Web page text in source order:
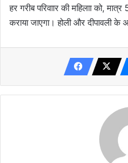
हर गरीब परिवाार की महिलाा को,
कराया जाएगा। होली और दीपावली